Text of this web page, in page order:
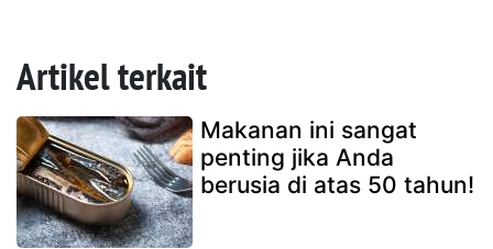
Artikel terkait
Makanan ini sangat
penting jika Anda
berusia di atas 50 tahun!